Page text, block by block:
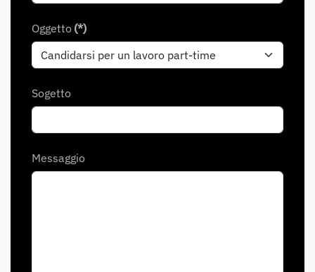
Oggetto (*)
Sogetto
Messaggio